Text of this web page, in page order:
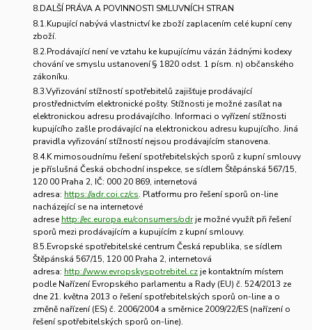
8.DALŠÍ PRÁVA A POVINNOSTI SMLUVNÍCH STRAN
8.1.Kupující nabývá vlastnictví ke zboží zaplacením celé kupní ceny
zboží.
8.2.Prodávající není ve vztahu ke kupujícímu vázán žádnými kodexy
chování ve smyslu ustanovení § 1820 odst. 1 písm. n) občanského
zákoníku.
8.3.Vyřizování stížností spotřebitelů zajišťuje prodávající
prostřednictvím elektronické pošty. Stížnosti je možné zasílat na
elektronickou adresu prodávajícího. Informaci o vyřízení stížnosti
kupujícího zašle prodávající na elektronickou adresu kupujícího. Jiná
pravidla vyřizování stížností nejsou prodávajícím stanovena.
8.4.K mimosoudnímu řešení spotřebitelských sporů z kupní smlouvy
je příslušná Česká obchodní inspekce, se sídlem Štěpánská 567/15,
120 00 Praha 2, IČ: 000 20 869, internetová
adresa: https://adr.coi.cz/cs. Platformu pro řešení sporů on-line
nacházející se na internetové
adrese http://ec.europa.eu/consumers/odrje možné využít při řešení
sporů mezi prodávajícím a kupujícím z kupní smlouvy.
8.5.Evropské spotřebitelské centrum Česká republika, se sídlem
Štěpánská 567/15, 120 00 Praha 2, internetová
adresa: http://www.evropskyspotrebitel.czje kontaktním místem
podle Nařízení Evropského parlamentu a Rady (EU) č. 524/2013 ze
dne 21. května 2013 o řešení spotřebitelských sporů on-line a o
změně nařízení (ES) č. 2006/2004 a směrnice 2009/22/ES (nařízení o
řešení spotřebitelských sporů on-line).